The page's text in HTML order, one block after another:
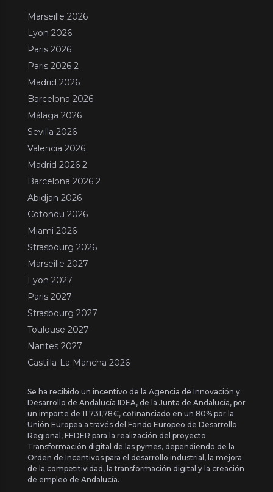
Marseille 2026
Lyon 2026
Paris 2026
Paris 2026 2
Madrid 2026
Barcelona 2026
Málaga 2026
Sevilla 2026
Valencia 2026
Madrid 2026 2
Barcelona 2026 2
Abidjan 2026
Cotonou 2026
Miami 2026
Strasbourg 2026
Marseille 2027
Lyon 2027
Paris 2027
Strasbourg 2027
Toulouse 2027
Nantes 2027
Castilla-La Mancha 2026
Se ha recibido un incentivo de la Agencia de Innovación y
Desarrollo de Andalucía IDEA, de la Junta de Andalucía, por
un importe de 11.731,78€, cofinanciado en un 80% por la
Unión Europea a través del Fondo Europeo de Desarrollo
Regional, FEDER para la realización del proyecto
Transformación digital de las pymes, dependiendo de la
Orden de Incentivos para el desarrollo industrial, la mejora
de la competitividad, la transformación digital y la creación
de empleo de Andalucía.